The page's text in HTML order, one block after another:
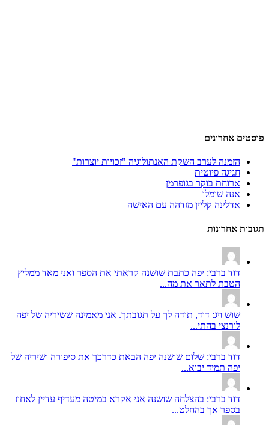
פוסטים אחרונים
הזמנה לערב השקת האנתולוגיה "זכויות יוצרות"
חגיגה פיוטית
ארוחת בוקר בגופרמן
אנה שומלו
אדלינה קליין מזדהה עם האישה
תגובות אחרונות
דוד ברבי: יפה כתבת שושנה קראתי את הספר ואני מאד ממליץ
הטבת לתאר את מה...
שוש ויג: דוד, תודה לך על תגובתך. אני מאמינה ששיריה של יפה
לורנצי בהתי...
דוד ברבי: שלום שושנה יפה הבאת כדרכך את סיפורה ושיריה של
יפה תמיד יבוא...
דוד ברבי: בהצלחה שושנה אני אקרא במיטה מעדיף עדיין לאחוז
בספר אך בהחלט...